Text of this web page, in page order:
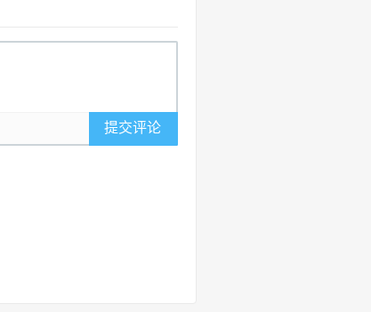
提交评论